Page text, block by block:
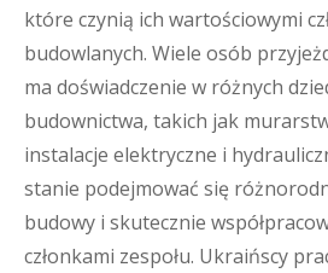
które czynią ich wartościowymi
budowlanych. Wiele osób
ma doświadczenie w różnych
budownictwa, takich jak
instalacje elektryczne i
stanie podejmować się
budowy i skutecznie
członkami zespołu. Ukraińscy